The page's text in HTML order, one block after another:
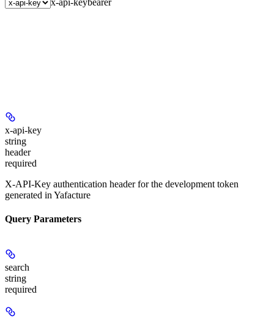
x-api-key
string
header
required
X-API-Key authentication header for the development token
generated in Yafacture
Query Parameters
search
string
required